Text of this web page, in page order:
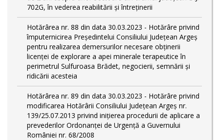
702G, în vederea reabilitării și întreținerii
Hotărârea nr. 88 din data 30.03.2023 - Hotărâre privind
împuternicirea Președintelui Consiliului Județean Argeș
pentru realizarea demersurilor necesare obținerii
licenței de explorare a apei minerale terapeutice în
perimetrul Sulfuroasa Brădet, negocierii, semnării și
ridicării acesteia
Hotărârea nr. 89 din data 30.03.2023 - Hotărâre privind
modificarea Hotărârii Consiliului Județean Argeș nr.
139/25.07.2013 privind inițierea procedurii de aplicare a
prevederilor Ordonanței de Urgență a Guvernului
României nr. 68/2008